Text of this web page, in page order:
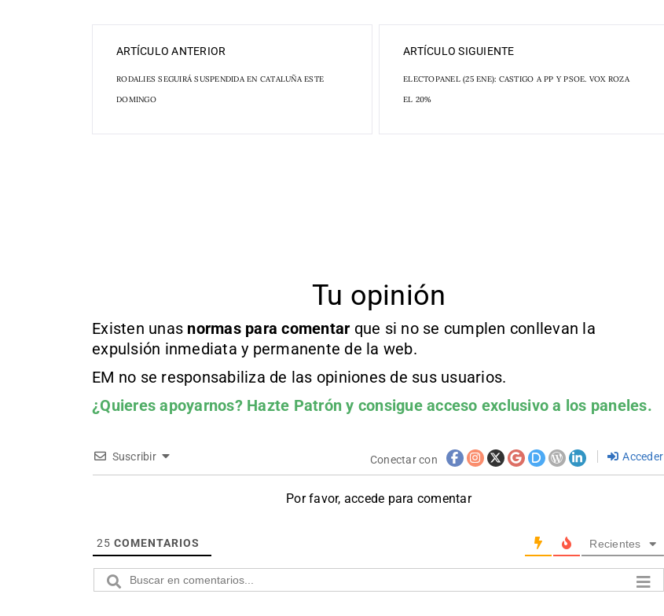
ARTÍCULO ANTERIOR
RODALIES SEGUIRÁ SUSPENDIDA EN CATALUÑA ESTE
DOMINGO
ARTÍCULO SIGUIENTE
ELECTOPANEL (25 ENE): CASTIGO A PP Y PSOE. VOX ROZA
EL 20%
Tu opinión
Existen unas normas para comentar que si no se cumplen conllevan la
expulsión inmediata y permanente de la web.
EM no se responsabiliza de las opiniones de sus usuarios.
¿Quieres apoyarnos? Hazte Patrón y consigue acceso exclusivo a los paneles.
Suscribir Conectar con Acceder
Por favor, accede para comentar
25 COMENTARIOS Recientes